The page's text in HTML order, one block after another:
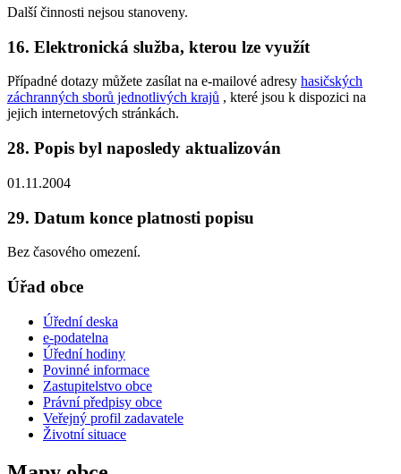
Další činnosti nejsou stanoveny.
16. Elektronická služba, kterou lze využít
Případné dotazy můžete zasílat na e-mailové adresy hasičských
záchranných sborů jednotlivých krajů , které jsou k dispozici na
jejich internetových stránkách.
28. Popis byl naposledy aktualizován
01.11.2004
29. Datum konce platnosti popisu
Bez časového omezení.
Úřad obce
Úřední deska
e-podatelna
Úřední hodiny
Povinné informace
Zastupitelstvo obce
Právní předpisy obce
Veřejný profil zadavatele
Životní situace